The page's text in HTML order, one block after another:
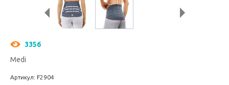
3356
Medi
Артикул: F2904